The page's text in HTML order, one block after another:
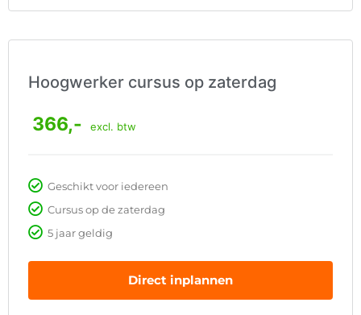
Hoogwerker cursus op zaterdag
366,- excl. btw
Geschikt voor iedereen
Cursus op de zaterdag
5 jaar geldig
Direct inplannen